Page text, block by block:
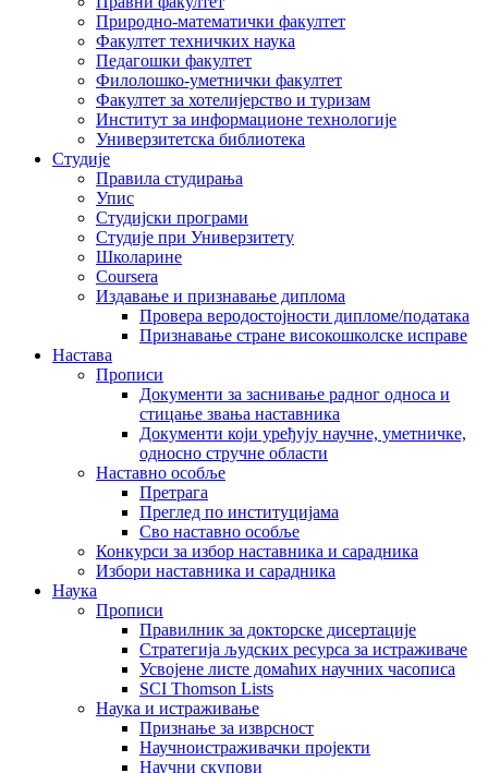
Природно-математички факултет
Факултет техничких наука
Педагошки факултет
Филолошко-уметнички факултет
Факултет за хотелијерство и туризам
Институт за информационе технологије
Универзитетска библиотека
Студије
Правила студирања
Упис
Студијски програми
Студије при Универзитету
Школарине
Coursera
Издавање и признавање диплома
Провера веродостојности дипломе/података
Признавање стране високошколске исправе
Настава
Прописи
Документи за заснивање радног односа и
стицање звања наставника
Документи који уређују научне, уметничке,
односно стручне области
Наставно особље
Претрага
Преглед по институцијама
Сво наставно особље
Конкурси за избор наставника и сарадника
Избори наставника и сарадника
Наука
Прописи
Правилник за докторске дисертације
Стратегија људских ресурса за истраживаче
Усвојене листе домаћих научних часописа
SCI Thomson Lists
Наука и истраживање
Признање за изврсност
Научноистраживачки пројекти
Научни скупови